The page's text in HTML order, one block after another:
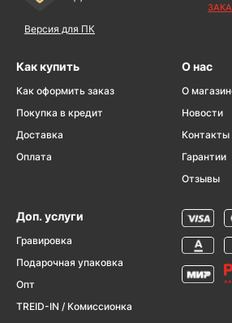
Версия для ПК
Как купить
Как оформить заказ
Покупка в кредит
Доставка
Оплата
О нас
О
Новости
Контакты
Гарантии
Отзывы
Доп. услуги
Гравировка
Подарочная упаковка
Опт
TREID-IN / Комиссионка